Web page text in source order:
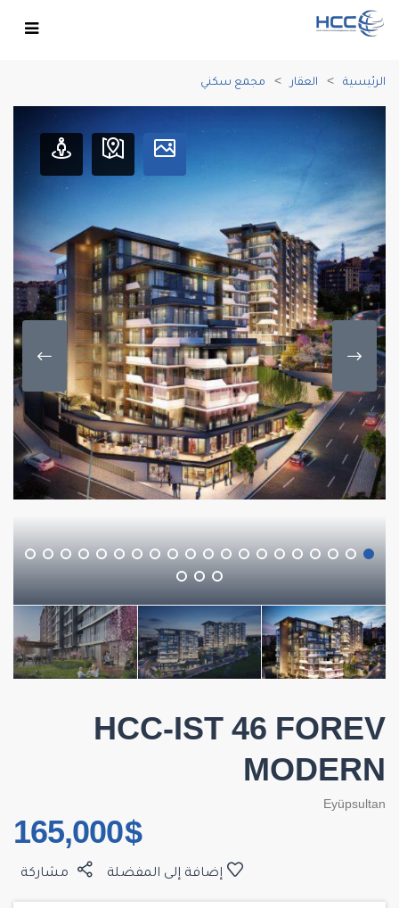
الرئيسية العقار مجمع سكني
HCC-IST 46 FOREV
MODERN
Eyüpsultan
$ 165,000
مشاركة إضافة إلى المفضلة